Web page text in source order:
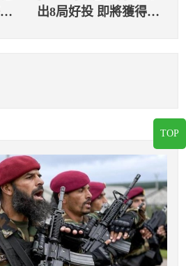
出8局好投 即將獲得台
TOP